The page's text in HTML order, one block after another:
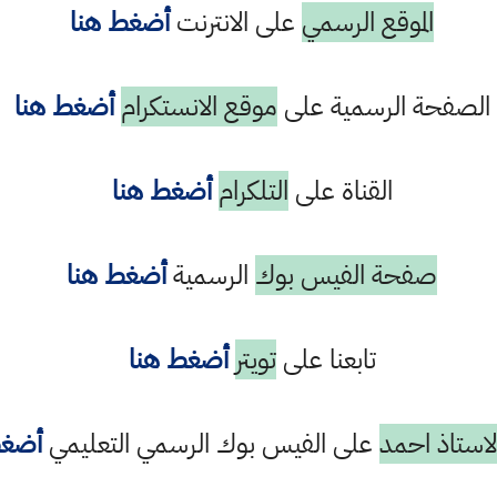
الموقع الرسمي على الانترنتأضغط هنا
الصفحة الرسمية على موقع الانستكرام أضغط هنا
القناة على التلكرام أضغط هنا
صفحة الفيس بوك الرسميةأضغط هنا
تابعنا علىتويتر أضغط هنا
احمدعلى الفيس بوك الرسمي التعليمي